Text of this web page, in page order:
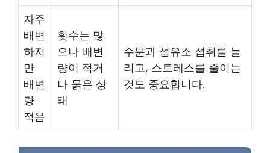
자주
배변
하지
만
배변
량
적음
횟수는 많
으나 배변
량이 적거
나 묽은 상
태
수분과 섬유소 섭취를 늘
리고, 스트레스를 줄이는
것도 중요합니다.